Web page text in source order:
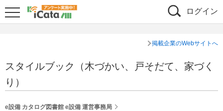
ログイン
掲載企業のWebサイトへ
スタイルブック（木づかい、戸そだて、家づく
り）
e設備 カタログ図書館 e設備 運営事務局